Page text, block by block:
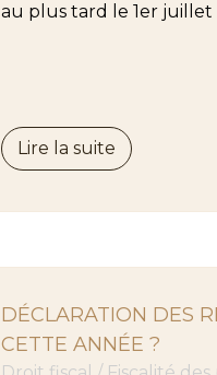
au plus tard le 1er juillet
Lire la suite
DÉCLARATION DES
CETTE ANNÉE ?